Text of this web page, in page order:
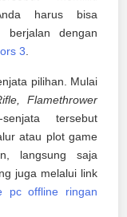
harus bisa
berjalan dengan
3
pilihan. Mulai
Flamethrower
senjata tersebut
atau plot game
langsung saja
juga melalui link
pc offline ringan